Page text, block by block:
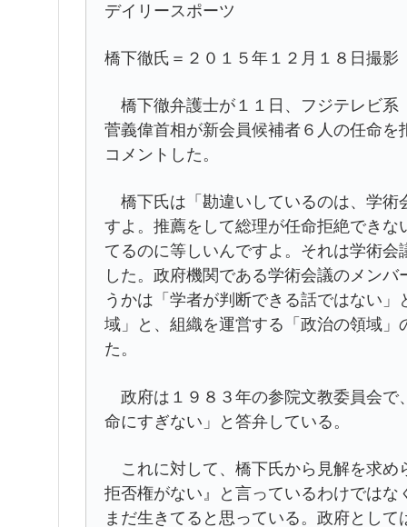
デイリースポーツ
橋下徹氏＝２０１５年１２月１８日撮影
橋下徹弁護士が１１日、フジテレビ
菅義偉首相が新会員候補者６人の任命
コメントした。
橋下氏は「勘違いしているのは、学術
すよ。推薦をして総理が任命拒絶でき
てるのに等しいんですよ。それは学術
した。政府機関である学術会議のメン
うかは「学者が判断できる話ではない
域」と、組織を運営する「政治の領域
た。
政府は１９８３年の参院文教委員会で
命にすぎない」と答弁している。
これに対して、橋下氏から見解を求め
拒否権がない』と言っているわけでは
まだ生きてると思っている。政府とし